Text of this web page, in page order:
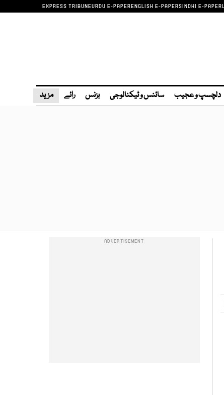
EXPRESS TRIBUNEURDU E-PAPERENGLISH E-PAPERSINDHI E-PAPER
دلچسپ و عجیب سائنس و ٹیکنالوجی بزنس رائے مزید